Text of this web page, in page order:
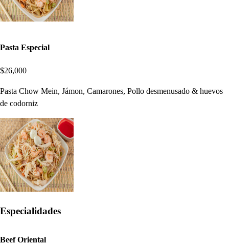
Pasta Especial
$26,000
Pasta Chow Mein, Jámon, Camarones, Pollo desmenusado & huevos
de codorniz
Especialidades
Beef Oriental